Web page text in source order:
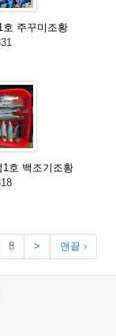
호 주꾸미조황
1호 백조기조황
8 > 맨끝 ›